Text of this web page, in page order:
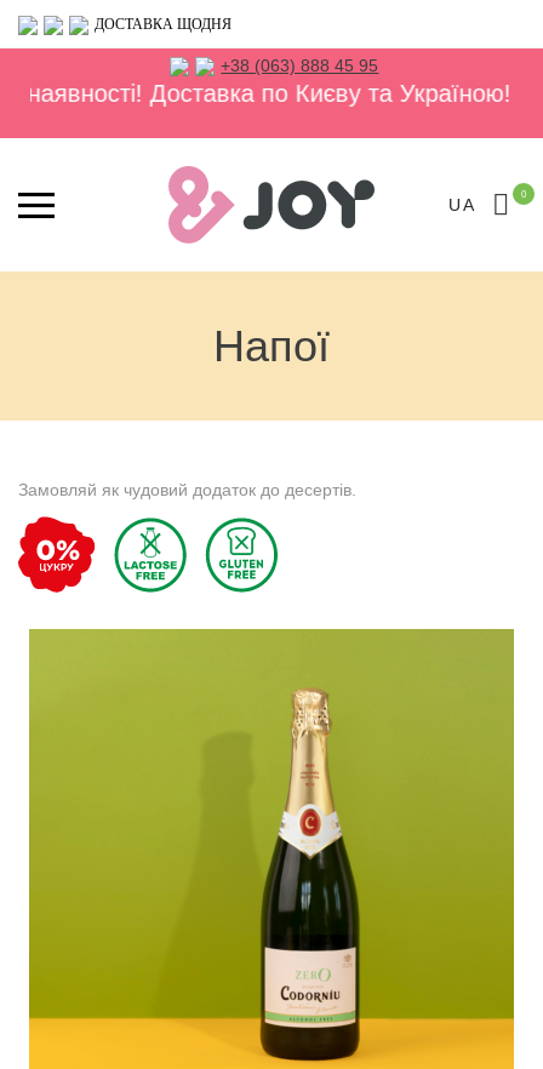
ДОСТАВКА ЩОДНЯ
+38 (063) 888 45 95
Доставка по Києву та Україною! ⚬ Весь
UA
0
Напої
Замовляй як чудовий додаток до десертів.